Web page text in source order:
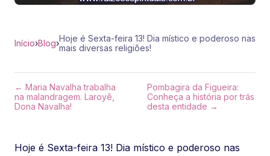
Início›Blog›Hoje é Sexta-feira 13! Dia místico e poderoso nas
mais diversas religiões!
← Maria Navalha trabalha
na malandragem. Laroyê,
Dona Navalha!
Pombagira da Figueira:
Conheça a história por trás
desta entidade →
Hoje é Sexta-feira 13! Dia místico e poderoso nas